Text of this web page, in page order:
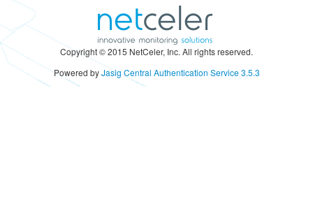
Copyright © 2015 NetCeler, Inc. All rights reserved.
Powered byJasig Central Authentication Service 3.5.3